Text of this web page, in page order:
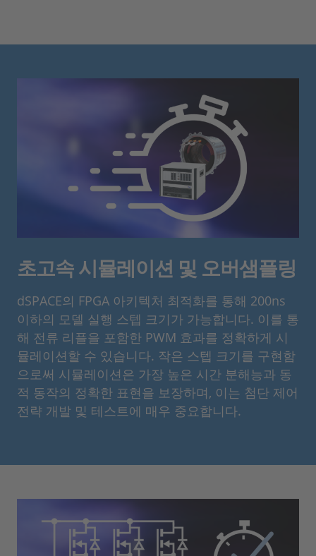
초고속 시뮬레이션 및 오버샘플링
dSPACE의 FPGA 아키텍처 최적화를 통해 200ns
이하의 모델 실행 스텝 크기가 가능합니다. 이를 통
해 전류 리플을 포함한 PWM 효과를 정확하게 시
뮬레이션할 수 있습니다. 작은 스텝 크기를 구현함
으로써 시뮬레이션은 가장 높은 시간 분해능과 동
적 동작의 정확한 표현을 보장하며, 이는 첨단 제어
전략 개발 및 테스트에 매우 중요합니다.